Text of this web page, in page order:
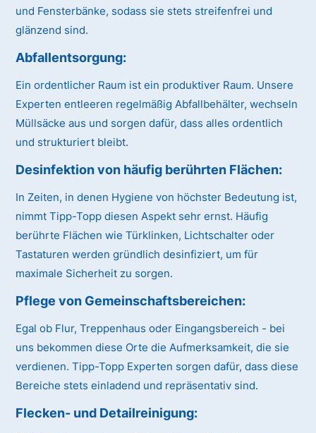
und Fensterbänke, sodass sie stets streifenfrei und
glänzend sind.
Abfallentsorgung:
Ein ordentlicher Raum ist ein produktiver Raum. Unsere
Experten entleeren regelmäßig Abfallbehälter, wechseln
Müllsäcke aus und sorgen dafür, dass alles ordentlich
und strukturiert bleibt.
Desinfektion von häufig berührten Flächen:
In Zeiten, in denen Hygiene von höchster Bedeutung ist,
nimmt Tipp-Topp diesen Aspekt sehr ernst. Häufig
berührte Flächen wie Türklinken, Lichtschalter oder
Tastaturen werden gründlich desinfiziert, um für
maximale Sicherheit zu sorgen.
Pflege von Gemeinschaftsbereichen:
Egal ob Flur, Treppenhaus oder Eingangsbereich - bei
uns bekommen diese Orte die Aufmerksamkeit, die sie
verdienen. Tipp-Topp Experten sorgen dafür, dass diese
Bereiche stets einladend und repräsentativ sind.
Flecken- und Detailreinigung: